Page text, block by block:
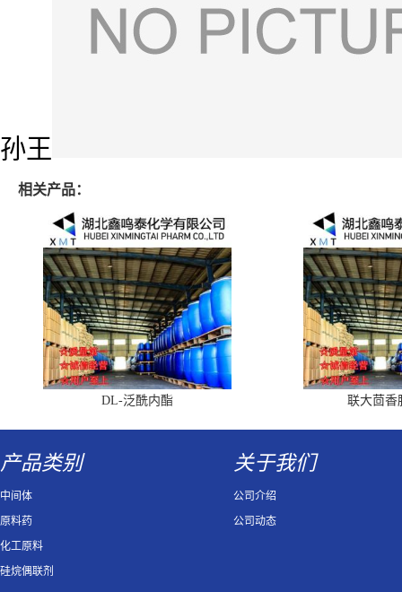
孙王
相关产品：
DL-泛酰内酯 联大茴香
产品类别
中间体
原料药
化工原料
硅烷偶联剂
关于我们
公司介绍
公司动态